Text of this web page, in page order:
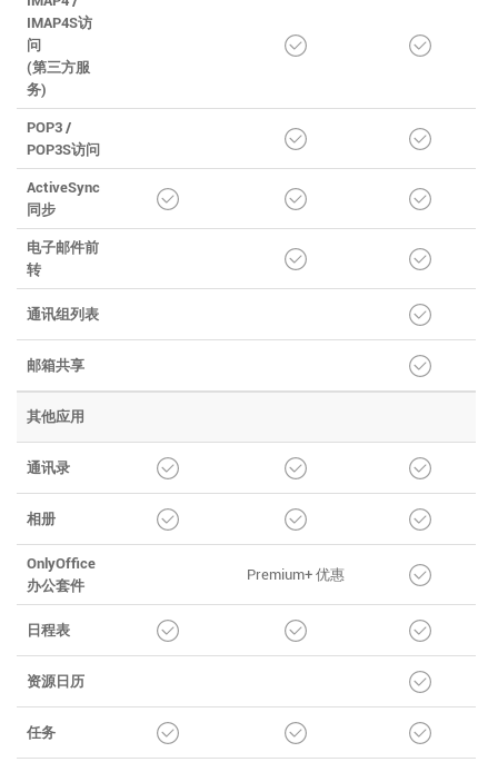
IMAP4S访
问
(第三方服
务)
POP3 /
POP3S访问
ActiveSync
同步
电子邮件前
转
通讯组列表
邮箱共享
其他应用
通讯录
相册
OnlyOffice
办公套件
Premium+ 优惠
日程表
资源日历
任务